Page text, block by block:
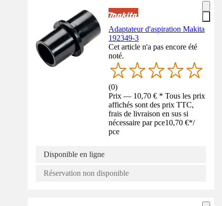
Adaptateur d'aspiration Makita
192349-3
Cet article n'a pas encore été
noté.
(0)
Prix — 10,70 € * Tous les prix
affichés sont des prix TTC,
frais de livraison en sus si
nécessaire par pce10,70 €*/
pce
Disponible en ligne
Réservation non disponible